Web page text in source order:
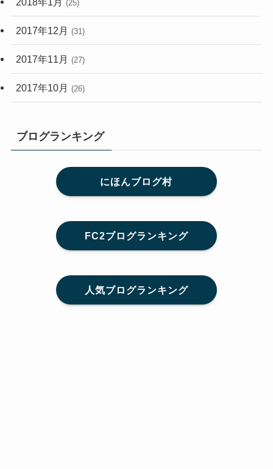
(25)
2017年12月 (31)
2017年11月 (27)
2017年10月 (26)
ブログランキング
にほんブログ村
FC2ブログランキング
人気ブログランキング